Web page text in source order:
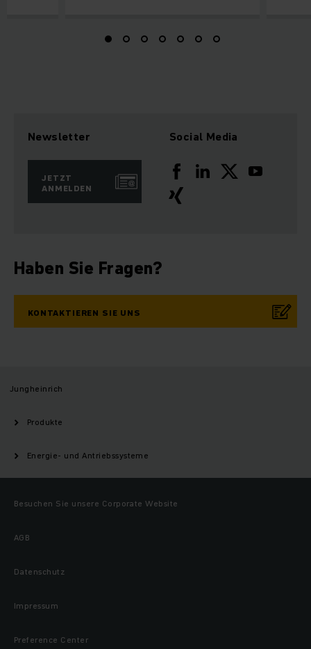
Newsletter
JETZT
ANMELDEN
Social Media
Haben Sie Fragen?
KONTAKTIEREN SIE UNS
Jungheinrich
Produkte
Energie- und Antriebssysteme
Besuchen Sie unsere Corporate Website
AGB
Datenschutz
Impressum
Preference Center